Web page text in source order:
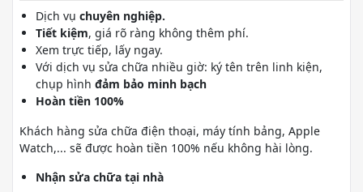
Dịch vụ chuyên nghiệp.
Tiết kiệm, giá rõ ràng không thêm phí.
Xem trực tiếp, lấy ngay.
Với dịch vụ sửa chữa nhiều giờ: ký tên trên linh kiện,
chụp hình đảm bảo minh bạch
Hoàn tiền 100%
Khách hàng sửa chữa điện thoại, máy tính bảng, Apple
Watch,... sẽ được hoàn tiền 100% nếu không hài lòng.
Nhận sửa chữa tại nhà